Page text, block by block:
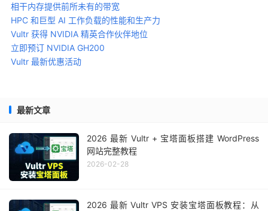
相干内存提供前所未有的带宽
HPC 和巨型 AI 工作负载的性能和生产力
Vultr 获得 NVIDIA 精英合作伙伴地位
立即预订 NVIDIA GH200
Vultr 最新优惠活动
最新文章
2026 最新 Vultr + 宝塔面板搭建 WordPress
网站完整教程
2026-02-28
2026 最新 Vultr VPS 安装宝塔面板教程：从